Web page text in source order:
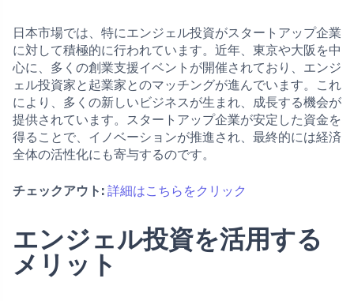
日本市場では、特にエンジェル投資がスタートアップ企業
に対して積極的に行われています。近年、東京や大阪を中
心に、多くの創業支援イベントが開催されており、エンジ
ェル投資家と起業家とのマッチングが進んでいます。これ
により、多くの新しいビジネスが生まれ、成長する機会が
提供されています。スタートアップ企業が安定した資金を
得ることで、イノベーションが推進され、最終的には経済
全体の活性化にも寄与するのです。
チェックアウト: 詳細はこちらをクリック
エンジェル投資を活用する
メリット